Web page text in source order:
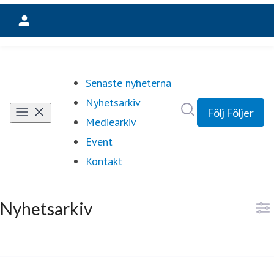
Senaste nyheterna
Nyhetsarkiv
Mediearkiv
Event
Kontakt
Följ Följer
Nyhetsarkiv